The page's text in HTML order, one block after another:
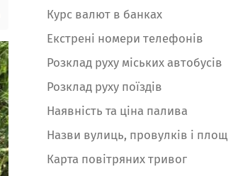
Курс валют в банках
Екстрені номери телефонів
Розклад руху міських автобусів
Розклад руху поїздів
Наявність та ціна палива
Назви вулиць, провулків і площ
Карта повітряних тривог